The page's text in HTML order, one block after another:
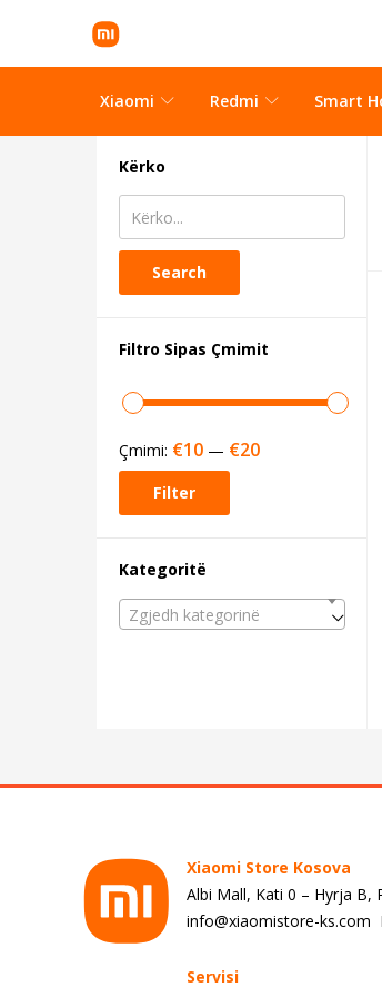
Xiaomi Redmi Smart
Kërko
Search
Filtro Sipas Çmimit
Filter
Çmimi: €10 — €20
Kategoritë
Zgjedh kategorinë
Xiaomi Store Kosova
Albi Mall, Kati 0 – Hyrja B,
info@xiaomistore-ks.com
Servisi